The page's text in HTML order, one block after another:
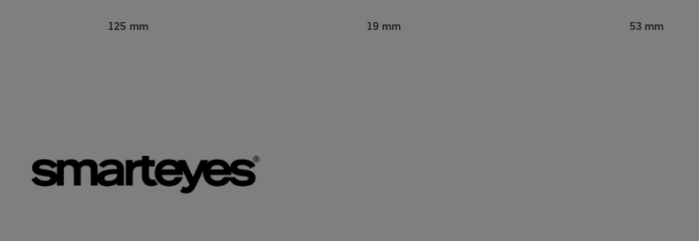
125 mm 19 mm 53 mm